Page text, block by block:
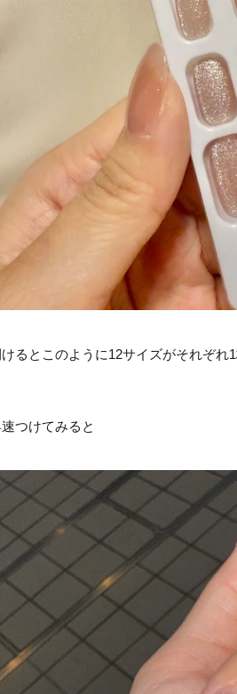
るとこのように12サイズがそれぞれ
つけてみると